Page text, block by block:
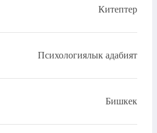
Китептер
Психологиялык адабият
Бишкек